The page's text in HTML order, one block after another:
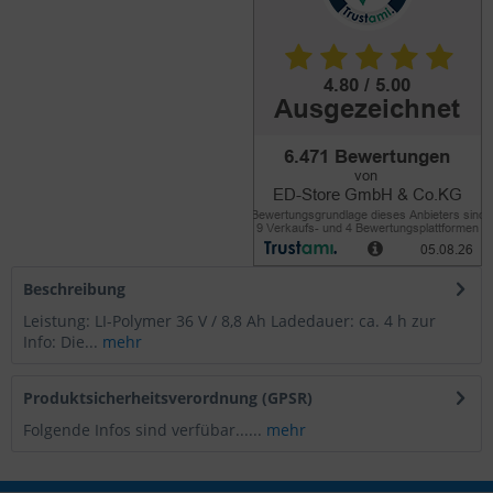
Beschreibung
Leistung: LI-Polymer 36 V / 8,8 Ah Ladedauer: ca. 4 h zur
Info: Die... mehr
Produktsicherheitsverordnung (GPSR)
Folgende Infos sind verfübar...... mehr